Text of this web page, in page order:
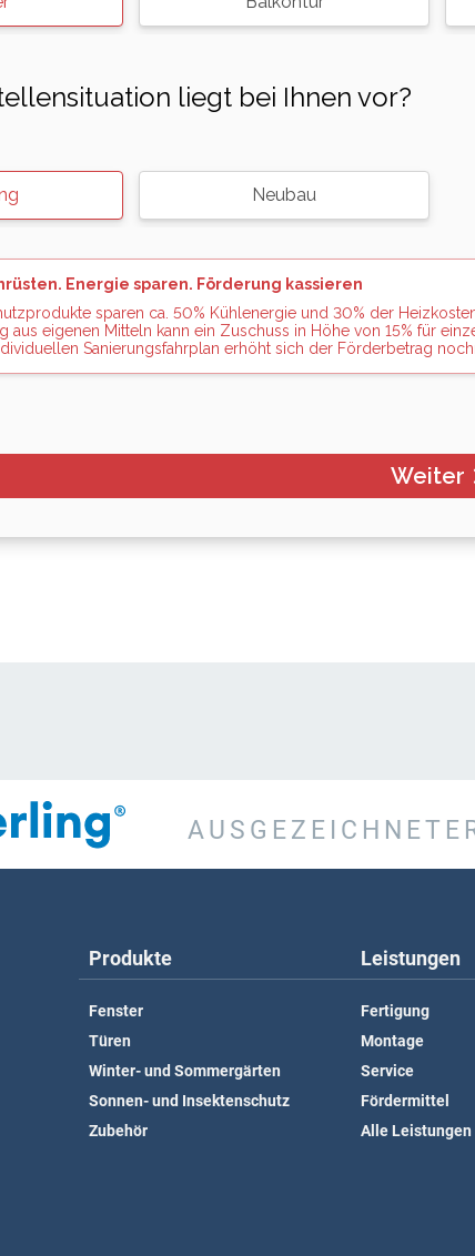
Produkte
Fenster
Türen
Winter- und Sommergärten
Sonnen- und Insektenschutz
Zubehör
Leistungen
Fertigung
Montage
Service
Fördermittel
Alle Leistungen